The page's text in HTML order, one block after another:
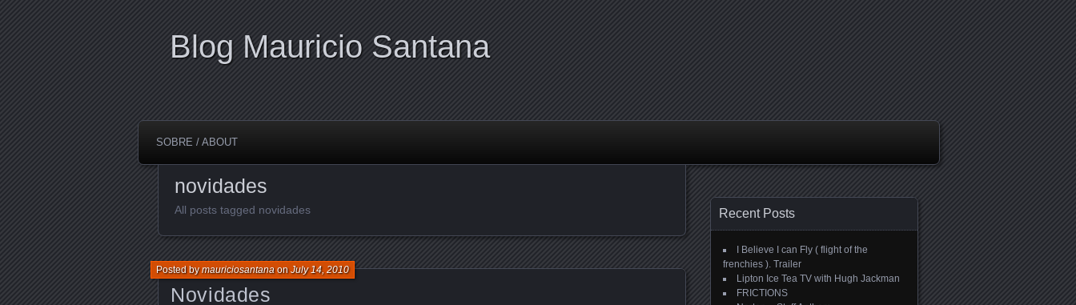
Blog Mauricio Santana
SOBRE / ABOUT
novidades
All posts tagged novidades
Novidades
Posted bymauriciosantanaonJuly 14, 2010
Recent Posts
I Believe I can Fly ( flight of the
frenchies ). Trailer
Lipton Ice Tea TV with Hugh Jackman
FRICTIONS